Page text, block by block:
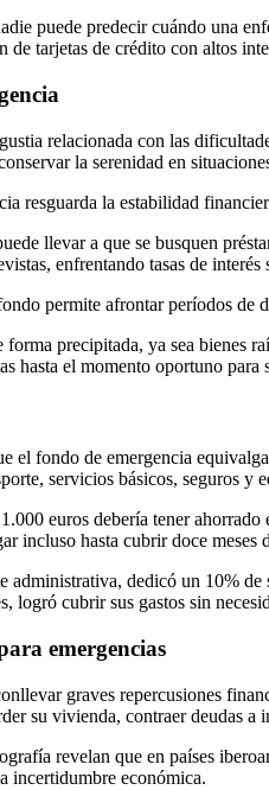
puede predecir cuándo una
tarjetas de crédito con altos
relacionada con las
la serenidad en
resguarda la estabilidad
llevar a que se busquen
enfrentando tasas de interés
permite afrontar períodos de
forma precipitada, ya sea bienes
hasta el momento oportuno para
el fondo de emergencia
servicios básicos, seguros y
euros debería tener
incluso hasta cubrir doce meses
administrativa, dedicó un 10%
logró cubrir sus gastos sin
emergencias
graves repercusiones
su vivienda, contraer deudas a
revelan que en países
incertidumbre económica.